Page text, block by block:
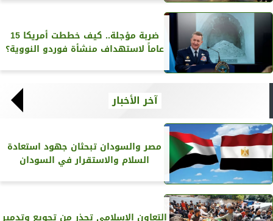
ضربة مؤجلة.. كيف خططت أمريكا 15
عاماً لاستهداف منشأة فوردو النووية؟
آخر الأخبار
مصر والسودان تبحثان جهود استعادة
السلام والاستقرار في السودان
التعاون الإسلامي تحذر من تجويع وتدمير